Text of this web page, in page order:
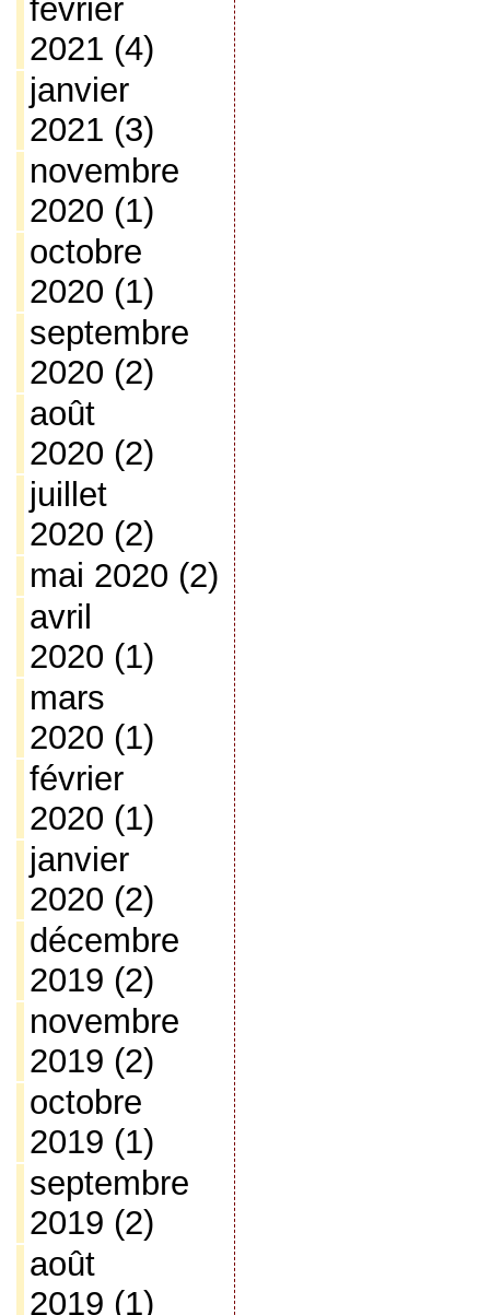
février
2021 (4)
janvier
2021 (3)
novembre
2020 (1)
octobre
2020 (1)
septembre
2020 (2)
août
2020 (2)
juillet
2020 (2)
mai 2020 (2)
avril
2020 (1)
mars
2020 (1)
février
2020 (1)
janvier
2020 (2)
décembre
2019 (2)
novembre
2019 (2)
octobre
2019 (1)
septembre
2019 (2)
août
2019 (1)